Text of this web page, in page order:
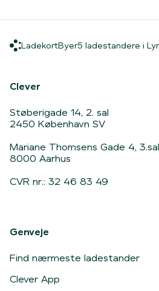
LadekortLadekort
ByerByer
5 ladestandere i
Clever
Støberigade 14, 2. sal
2450 København SV
Mariane Thomsens Gade 4, 3.sal
8000 Aarhus
CVR nr.: 32 46 83 49
Genveje
Find nærmeste ladestander
Clever App